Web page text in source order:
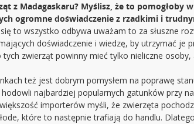
z Madagaskaru? Myślisz, że to
ogromne doświadczenie z rzadkimi i
to wszystko odbywa uważam to za słuszne
doświadczenie i wiedzę, by utrzymać je
zwierząt powinny mieć tylko nieliczne
też jest dobrym pomysłem na poprawę
najbardziej popularnych gatunków przy
importerów myśli, że zwierzęta
które to następnie trafiają do handlu.